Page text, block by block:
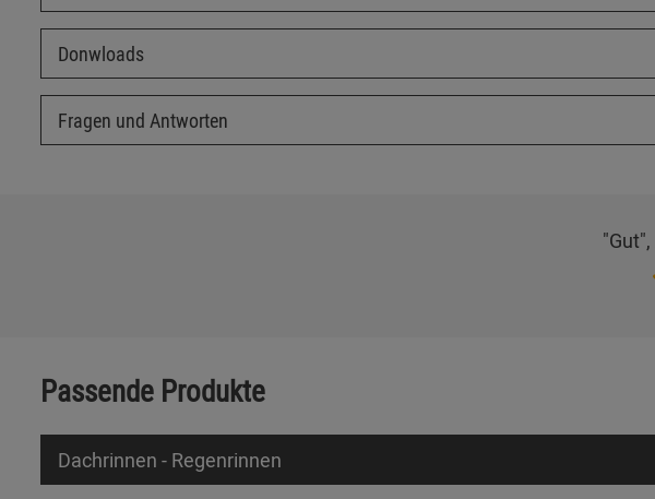
Donwloads
Fragen und Antworten
"Gut",
Passende Produkte
Dachrinnen - Regenrinnen